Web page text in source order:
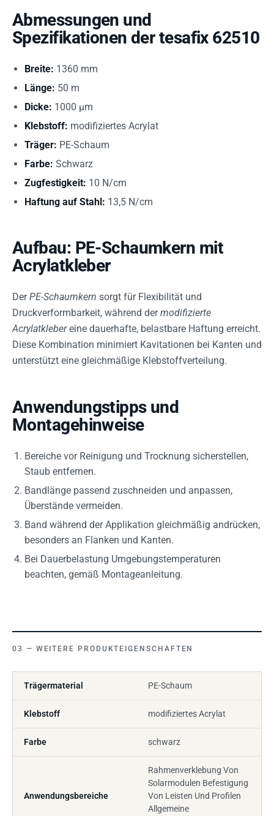
Abmessungen und
Spezifikationen der tesafix 62510
Breite: 1360 mm
Länge: 50 m
Dicke: 1000 µm
Klebstoff: modifiziertes Acrylat
Träger: PE-Schaum
Farbe: Schwarz
Zugfestigkeit: 10 N/cm
Haftung auf Stahl: 13,5 N/cm
Aufbau: PE-Schaumkern mit
Acrylatkleber
DerPE-Schaumkern sorgt für Flexibilität und
Druckverformbarkeit, während dermodifizierte
Acrylatklebereine dauerhafte, belastbare Haftung erreicht.
Diese Kombination minimiert Kavitationen bei Kanten und
unterstützt eine gleichmäßige Klebstoffverteilung.
Anwendungstipps und
Montagehinweise
Bereiche vor Reinigung und Trocknung sicherstellen,
Staub entfernen.
Bandlänge passend zuschneiden und anpassen,
Überstände vermeiden.
Band während der Applikation gleichmäßig andrücken,
besonders an Flanken und Kanten.
Bei Dauerbelastung Umgebungstemperaturen
beachten, gemäß Montageanleitung.
WEITERE PRODUKTEIGENSCHAFTEN
Trägermaterial PE-Schaum
Klebstoff modifiziertes Acrylat
Farbe schwarz
Anwendungsbereiche
Rahmenverklebung Von
Solarmodulen Befestigung
Von Leisten Und Profilen
Allgemeine